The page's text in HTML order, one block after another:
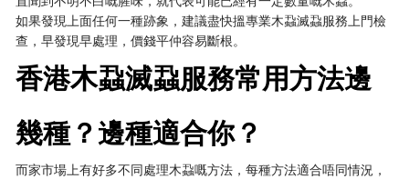
如果發現上面任何一種跡象，建議盡快搵專業木蝨滅蝨服務上門檢
查，早發現早處理，價錢平仲容易斷根。
香港木蝨滅蝨服務常用方法邊
幾種？邊種適合你？
而家市場上有好多不同處理木蝨嘅方法，每種方法適合唔同情況，